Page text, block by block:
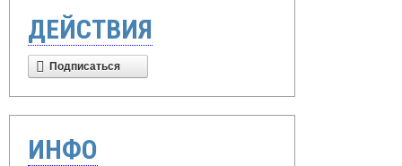
ДЕЙСТВИЯ
Подписаться
ИНФО